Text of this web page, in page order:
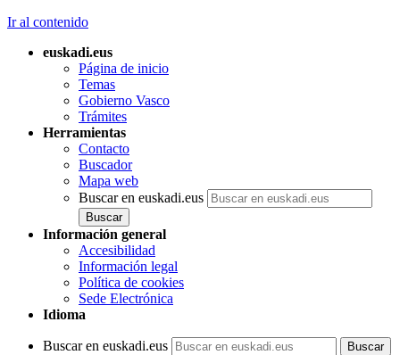
Ir al contenido
euskadi.eus
Página de inicio
Temas
Gobierno Vasco
Trámites
Herramientas
Contacto
Buscador
Mapa web
Buscar en euskadi.eus
Información general
Accesibilidad
Información legal
Política de cookies
Sede Electrónica
Idioma
Buscar en euskadi.eus